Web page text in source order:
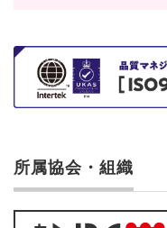
所属協会・組織